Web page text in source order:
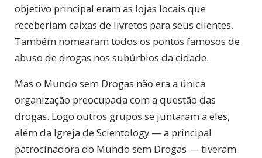
objetivo principal eram as lojas locais que
receberiam caixas de livretos para seus clientes.
Também nomearam todos os pontos famosos de
abuso de drogas nos subúrbios da cidade.
Mas o Mundo sem Drogas não era a única
organização preocupada com a questão das
drogas. Logo outros grupos se juntaram a eles,
além da Igreja de Scientology — a principal
patrocinadora do Mundo sem Drogas — tiveram